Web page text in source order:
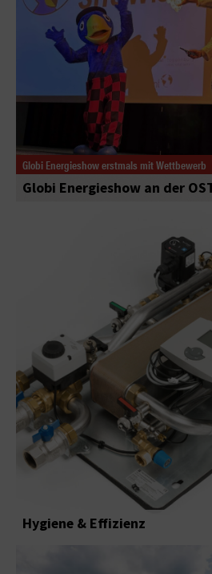
Globi Energieshow erstmals mit Wettbewerb
Globi Energieshow an der
Hygiene & Effizienz